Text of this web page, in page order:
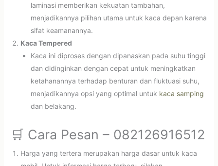
laminasi memberikan kekuatan tambahan,
menjadikannya pilihan utama untuk kaca depan karena
sifat keamanannya.
Kaca Tempered
Kaca ini diproses dengan dipanaskan pada suhu tinggi
dan didinginkan dengan cepat untuk meningkatkan
ketahanannya terhadap benturan dan fluktuasi suhu,
menjadikannya opsi yang optimal untuk kaca samping
dan belakang.
🛒 Cara Pesan – 082126916512
Harga yang tertera merupakan harga dasar untuk kaca